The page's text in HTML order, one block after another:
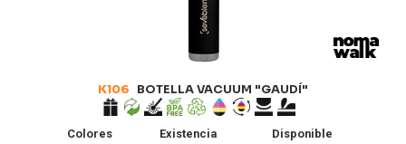
K106 BOTELLA VACUUM "GAUDÍ"
Colores Existencia
Disponible